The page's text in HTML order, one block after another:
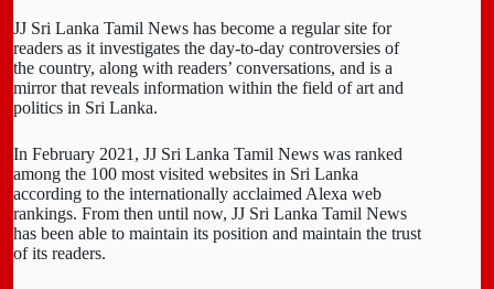
JJ Sri Lanka Tamil News has become a regular site for
readers as it investigates the day-to-day controversies of
the country, along with readers’ conversations, and is a
mirror that reveals information within the field of art and
politics in Sri Lanka.
In February 2021, JJ Sri Lanka Tamil News was ranked
among the 100 most visited websites in Sri Lanka
according to the internationally acclaimed Alexa web
rankings. From then until now, JJ Sri Lanka Tamil News
has been able to maintain its position and maintain the trust
of its readers.